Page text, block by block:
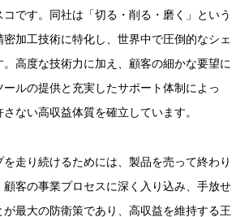
です。同社は「切る・削る・磨く」という
加工技術に特化し、世界中で圧倒的なシェ
高度な技術力に加え、顧客の細かな要望に
ルの提供と充実したサポート体制によっ
ない高収益体質を確立しています。
走り続けるためには、製品を売って終わり
客の事業プロセスに深く入り込み、手放せ
最大の防衛策であり、高収益を維持する王